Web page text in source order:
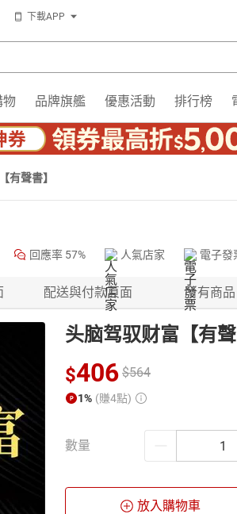
下載APP
物 品牌旗艦 優惠活動 排行榜
有聲書】
回應率 57% 人氣店家 電子發
配送與付款頁面 所有商品
头脑驾驭财富【有聲
$406 $564
1% (賺4點)
數量
放入購物車